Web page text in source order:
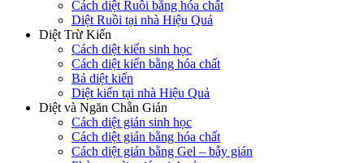
Cách diệt Ruồi bằng hóa chất
Diệt Ruồi tại nhà Hiệu Quả
Diệt Trừ Kiến
Cách diệt kiến sinh học
Cách diệt kiến bằng hóa chất
Bả diệt kiến
Diệt kiến tại nhà Hiệu Quả
Diệt và Ngăn Chẵn Gián
Cách diệt gián sinh học
Cách diệt gián bằng hóa chất
Cách diệt gián bằng Gel – bẫy gián